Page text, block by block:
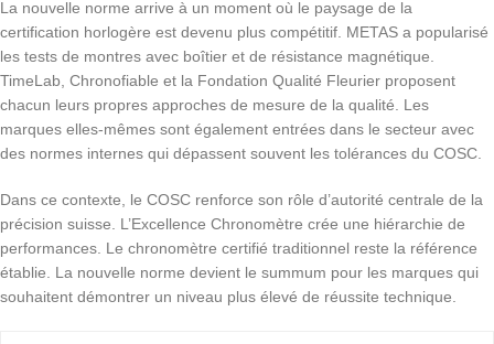
La nouvelle norme arrive à un moment où le paysage de la
certification horlogère est devenu plus compétitif. METAS a popularisé
les tests de montres avec boîtier et de résistance magnétique.
TimeLab, Chronofiable et la Fondation Qualité Fleurier proposent
chacun leurs propres approches de mesure de la qualité. Les
marques elles-mêmes sont également entrées dans le secteur avec
des normes internes qui dépassent souvent les tolérances du COSC.
Dans ce contexte, le COSC renforce son rôle d’autorité centrale de la
précision suisse. L’Excellence Chronomètre crée une hiérarchie de
performances. Le chronomètre certifié traditionnel reste la référence
établie. La nouvelle norme devient le summum pour les marques qui
souhaitent démontrer un niveau plus élevé de réussite technique.